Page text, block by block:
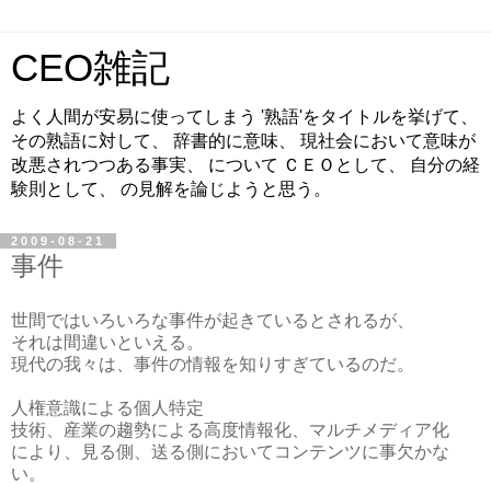
CEO雑記
よく人間が安易に使ってしまう '熟語'をタイトルを挙げて、
その熟語に対して、 辞書的に意味、 現社会において意味が
改悪されつつある事実、 について ＣＥＯとして、 自分の経
験則として、 の見解を論じようと思う。
2009-08-21
事件
世間ではいろいろな事件が起きているとされるが、
それは間違いといえる。
現代の我々は、事件の情報を知りすぎているのだ。
人権意識による個人特定
技術、産業の趨勢による高度情報化、マルチメディア化
により、見る側、送る側においてコンテンツに事欠かな
い。